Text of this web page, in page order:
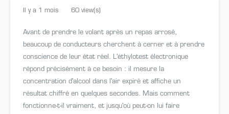
Il y a 1 mois 60 view(s)
Avant de prendre le volant après un repas arrosé,
beaucoup de conducteurs cherchent à cerner et à prendre
conscience de leur état réel. L'éthylotest électronique
répond précisément à ce besoin : il mesure la
concentration d'alcool dans l'air expiré et affiche un
résultat chiffré en quelques secondes. Mais comment
fonctionne-t-il vraiment, et jusqu'où peut-on lui faire